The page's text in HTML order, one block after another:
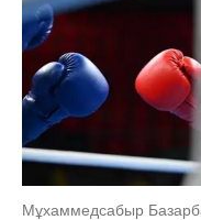
Мұхаммедсабыр